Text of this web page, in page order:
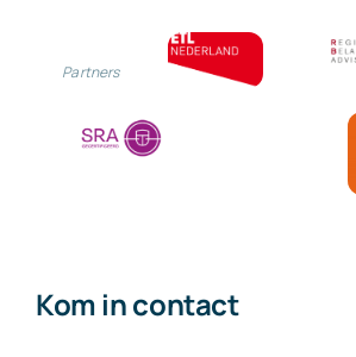
Partners
Kom in contact